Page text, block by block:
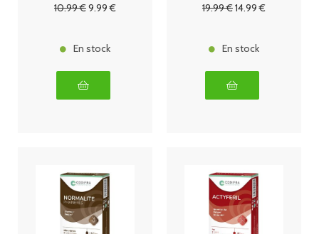
10.99€9.99 €
En stock
19.99€14.99 €
En stock